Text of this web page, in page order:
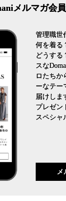
メルマガ会
管理職世
何を着る
どうする
スな
ロたちか
ーなテー
届けしま
プレゼン
スペシャ